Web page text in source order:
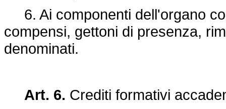
6. Ai componenti dell'organo
compensi, gettoni di presenza,
denominati.
Art. 6. Crediti formativi